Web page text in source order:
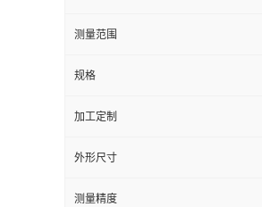
测量范围
规格
加工定制
外形尺寸
测量精度